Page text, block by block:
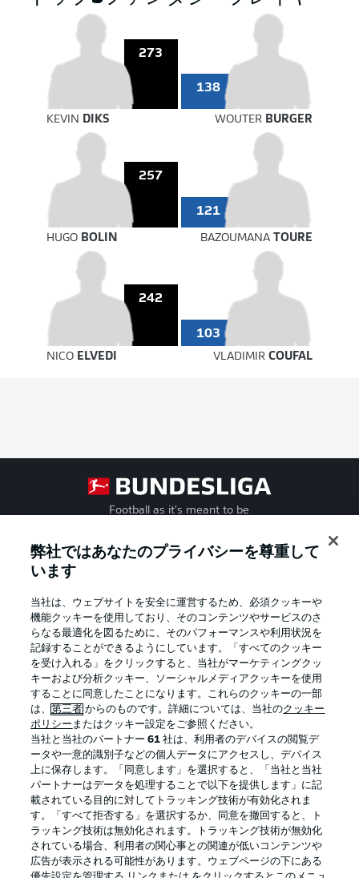
273
138
KEVIN DIKS WOUTER BURGER
257
121
HUGO BOLIN BAZOUMANA TOURE
242
103
NICO ELVEDI VLADIMIRCOUFAL
Football as it's meant to be
Official Partners
プライバシー・ポリシー 優先設定を管理する
弊社ではあなたのプライバシーを尊重して
います
当社は、ウェブサイトを安全に運営するため、必須クッキーや
機能クッキーを使用しており、そのコンテンツやサービスのさ
らなる最適化を図るために、そのパフォーマンスや利用状況を
記録することができるようにしています。「すべてのクッキー
を受け入れる」をクリックすると、当社がマーケティングクッ
キーおよび分析クッキー、ソーシャルメディアクッキーを使用
することに同意したことになります。これらのクッキーの一部
は、第三者 からのものです。詳細については、当社のクッキー
ポリシー またはクッキー設定をご参照ください。
当社と当社のパートナー61 社は、利用者のデバイスの閲覧デ
ータや一意的識別子などの個人データにアクセスし、デバイス
上に保存します。「同意します」を選択すると、「当社と当社
パートナーはデータを処理することで以下を提供します」に記
載されている目的に対してトラッキング技術が有効化されま
す。「すべて拒否する」を選択するか、同意を撤回すると、ト
ラッキング技術は無効化されます。トラッキング技術が無効化
されている場合、利用者の関心事との関連が低いコンテンツや
広告が表示される可能性があります。ウェブページの下にある